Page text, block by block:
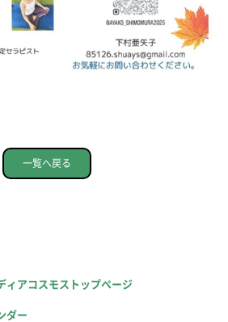
一覧へ戻る
アコスモストップページ
ダー